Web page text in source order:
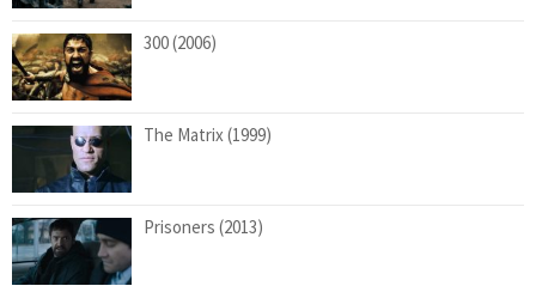
300 (2006)
The Matrix (1999)
Prisoners (2013)